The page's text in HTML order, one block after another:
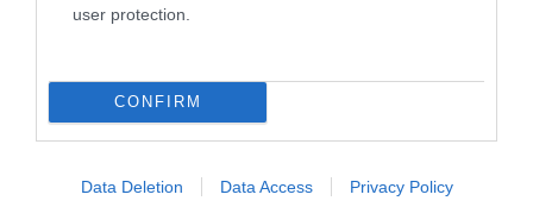
user protection.
CONFIRM
Data Deletion Data Access Privacy Policy
ποτέ; – Η επιστήμη δίνει την
απάντηση
Πώς πρέπει να αποθηκεύεται